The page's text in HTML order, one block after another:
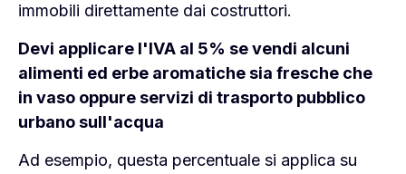
immobili direttamente dai costruttori.
Devi applicare l'IVA al 5% se vendi alcuni
alimenti ed erbe aromatiche sia fresche che
in vaso oppure servizi di trasporto pubblico
urbano sull'acqua
Ad esempio, questa percentuale si applica su